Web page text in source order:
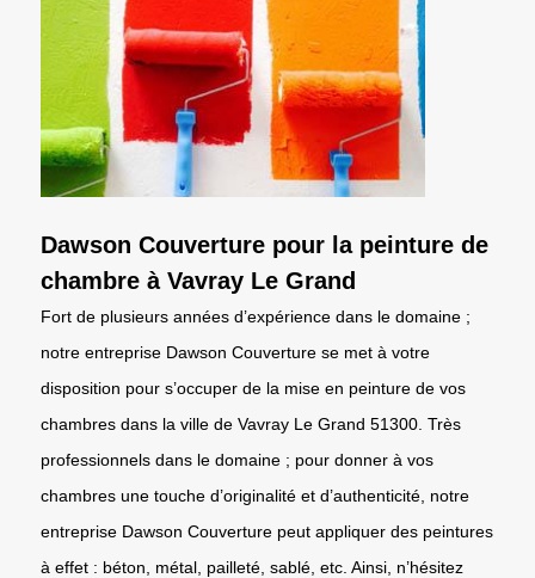
Dawson Couverture pour la peinture de
chambre à Vavray Le Grand
Fort de plusieurs années d’expérience dans le domaine ;
notre entreprise Dawson Couverture se met à votre
disposition pour s’occuper de la mise en peinture de vos
chambres dans la ville de Vavray Le Grand 51300. Très
professionnels dans le domaine ; pour donner à vos
chambres une touche d’originalité et d’authenticité, notre
entreprise Dawson Couverture peut appliquer des peintures
à effet : béton, métal, pailleté, sablé, etc. Ainsi, n’hésitez